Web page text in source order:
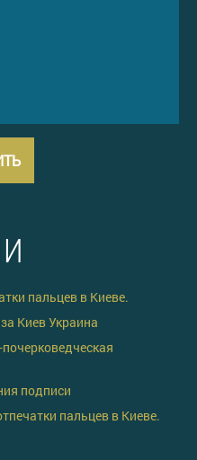
пальцев в Киеве.
Киев Украина
подписи
пальцев в Киеве.